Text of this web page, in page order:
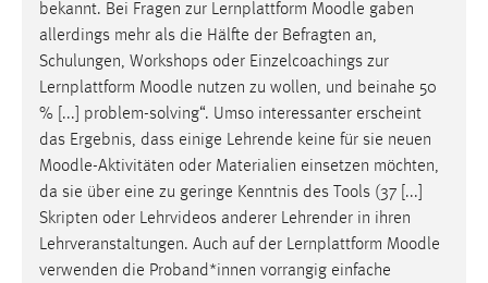
bekannt. Bei Fragen zur Lernplattform Moodle gaben
allerdings mehr als die Hälfte der Befragten an,
Schulungen, Workshops oder Einzelcoachings zur
Lernplattform Moodle nutzen zu wollen, und beinahe 50
% [...] problem-solving“. Umso interessanter erscheint
das Ergebnis, dass einige Lehrende keine für sie neuen
Moodle-Aktivitäten oder Materialien einsetzen möchten,
da sie über eine zu geringe Kenntnis des Tools (37 [...]
Skripten oder Lehrvideos anderer Lehrender in ihren
Lehrveranstaltungen. Auch auf der Lernplattform Moodle
verwenden die Proband*innen vorrangig einfache
Cookie Laufzeit:
3 Monate
EXTERNE MEDIEN
Um Inhalte von Videoplattformen und Social Media
Plattformen anzeigen zu können, werden von diesen
externen Medien Cookies gesetzt.
YouTube